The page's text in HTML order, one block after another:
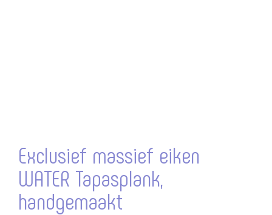
Exclusief massief eiken
WATER Tapasplank,
handgemaakt